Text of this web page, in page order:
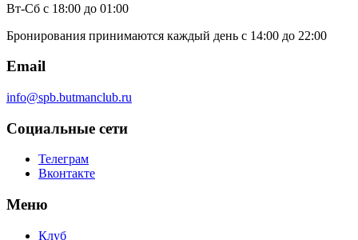
Вт-Сб с 18:00 до 01:00
Бронирования принимаются каждый день с 14:00 до 22:00
Email
info@spb.butmanclub.ru
Социальные сети
Телеграм
Вконтакте
Меню
Клуб